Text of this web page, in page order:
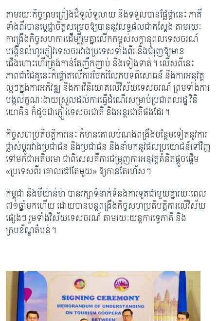
តាមរយៈកិច្ចព្រមព្រៀងដ៏ទូលំទូលាយ និងទទួលបានផ្លែផ្កានេះ ភាគី
ទាំងពីរបានប្ដេជ្ញាចិត្តសម្រេចឱ្យបាននូវលទ្ធផលជាក់ស្តែង តាមរយៈ
ការង្រឹងកិច្ចសហការដើម្បីរួមគ្នាលើកកម្ពស់សក្តានុពលទេសចរណ៍
បង្កើនលំហូរភ្ញៀវទេសចររវាងប្រទេសទាំងពីរ និងជំរុញឱ្យមាន
ជើងហោះហើរត្រង់កាន់តែញឹកញាប់ និងទៀងទាត់។ លើសពីនេះ
ភាពជាដៃគូនេះក៏ផ្តោតលើការចែករំលែកបទពិសោធន៍ និងការអនុវត្ត
ល្អៗក្នុងការអភិវឌ្ឍ និងការវិនិយោគលើវិស័យទេសចរណ៍ ព្រមទាំងការ
បង្កលក្ខណៈងាយស្រួលដល់ការធ្វើដំណើរសម្រាប់ប្រជាពលរដ្ឋ វិនិ
យោគិន ក៏ដូចជាភ្ញៀវទេសចរជាតិ និងអន្តរជាតិផងដែរ។
កិច្ចសហប្រតិបត្តិការនេះ ក៏មានគោលបំណងពង្រឹងបន្ថែមទៀតនូវការ
ផ្លាស់ប្តូររវាងប្រជាជន និងប្រជាជន និងនាំមកនូវផលប្រយោជន៍ទៅវិញ
ទៅមកជាអតិបរមា ជាពិសេសគឺការជម្រុញការអនុវត្តគំនិតផ្តួចផ្តើម
«ប្រទេសពីរ គោលដៅតែមួយ» ឱ្យកាន់តែរហ័ស។
កម្ពុជា និងមីយ៉ាន់ម៉ា បានរក្សាទំនាក់ទំនងការទូតជាមួយគ្នារយៈពេល
៧១ឆ្នាំមកហើយ ដោយបានបន្តពង្រឹងកិច្ចសហប្រតិបត្តិការលើវិស័យ
ផ្សេងៗ រួមទាំងវិស័យទេសចរណ៍ តាមរយៈយន្តការទ្វេភាគី និង
ក្របខ័ណ្ឌតំបន់។